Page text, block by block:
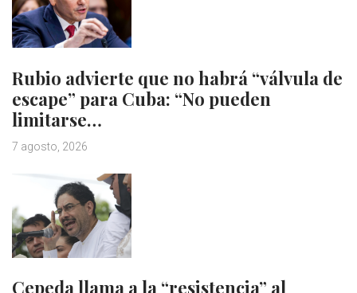
Rubio advierte que no habrá “válvula de
escape” para Cuba: “No pueden
limitarse…
7 agosto, 2026
Cepeda llama a la “resistencia” al